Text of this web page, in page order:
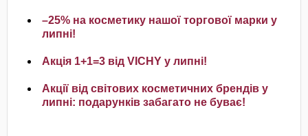
–25% на косметику нашої торгової марки у
липні!
Акція 1+1=3 від VICHY у липні!
Акції від світових косметичних брендів у
липні: подарунків забагато не буває!